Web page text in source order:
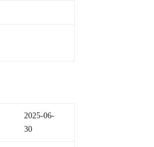
2025-06-
30